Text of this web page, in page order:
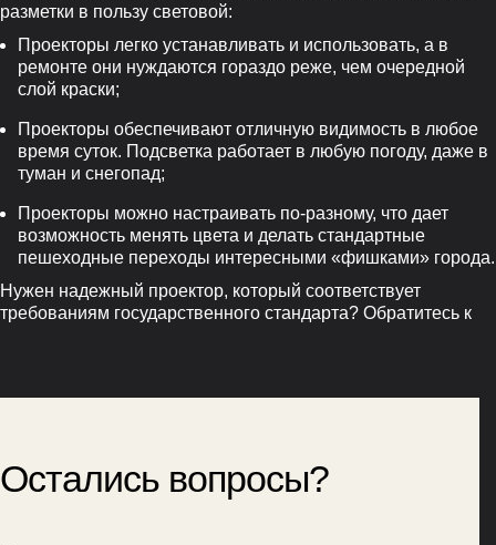
разметки в пользу световой:
Проекторы легко устанавливать и использовать, а в
ремонте они нуждаются гораздо реже, чем очередной
слой краски;
Проекторы обеспечивают отличную видимость в любое
время суток. Подсветка работает в любую погоду, даже в
туман и снегопад;
Проекторы можно настраивать по-разному, что дает
возможность менять цвета и делать стандартные
пешеходные переходы интересными «фишками» города.
Нужен надежный проектор, который соответствует
требованиям государственного стандарта? Обратитесь к
Остались вопросы?